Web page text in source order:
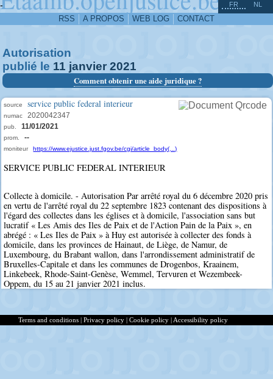
-
RSS A PROPOS WEB LOG CONTACT
FR NL
Autorisation
publié le 11 janvier 2021
Comment obtenir une aide juridique ?
source service public federal interieur
numac 2020042347
pub. 11/01/2021
prom. --
moniteur https://www.ejustice.just.fgov.be/cgi/article_body(...)
SERVICE PUBLIC FEDERAL INTERIEUR
Collecte à domicile. - Autorisation Par arrêté royal du 6 décembre 2020 pris
en vertu de l'arrêté royal du 22 septembre 1823 contenant des dispositions à
l'égard des collectes dans les églises et à domicile, l'association sans but
lucratif « Les Amis des Iles de Paix et de l'Action Pain de la Paix », en
abrégé : « Les Iles de Paix » à Huy est autorisée à collecter des fonds à
domicile, dans les provinces de Hainaut, de Liège, de Namur, de
Luxembourg, du Brabant wallon, dans l'arrondissement administratif de
Bruxelles-Capitale et dans les communes de Drogenbos, Kraainem,
Linkebeek, Rhode-Saint-Genèse, Wemmel, Tervuren et Wezembeek-
Oppem, du 15 au 21 janvier 2021 inclus.
^
Terms and conditions | Privacy policy | Cookie policy | Accessibility policy